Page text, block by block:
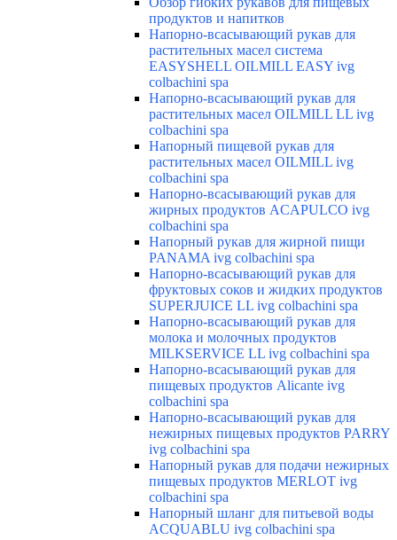
продуктов и напитков
Напорно-всасывающий рукав для
растительных масел система
EASYSHELL OILMILL EASY ivg
colbachini spa
Напорно-всасывающий рукав для
растительных масел OILMILL LL ivg
colbachini spa
Напорный пищевой рукав для
растительных масел OILMILL ivg
colbachini spa
Напорно-всасывающий рукав для
жирных продуктов ACAPULCO ivg
colbachini spa
Напорный рукав для жирной пищи
PANAMA ivg colbachini spa
Напорно-всасывающий рукав для
фруктовых соков и жидких продуктов
SUPERJUICE LL ivg colbachini spa
Напорно-всасывающий рукав для
молока и молочных продуктов
MILKSERVICE LL ivg colbachini spa
Напорно-всасывающий рукав для
пищевых продуктов Alicante ivg
colbachini spa
Напорно-всасывающий рукав для
нежирных пищевых продуктов PARRY
ivg colbachini spa
Напорный рукав для подачи нежирных
пищевых продуктов MERLOT ivg
colbachini spa
Напорный шланг для питьевой воды
ACQUABLU ivg colbachini spa